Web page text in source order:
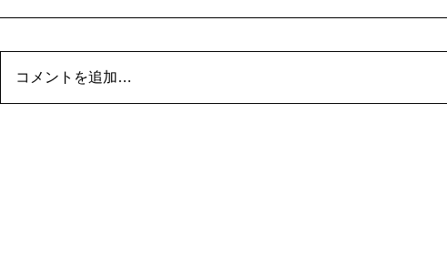
茶器展 VII
コメントを追加…